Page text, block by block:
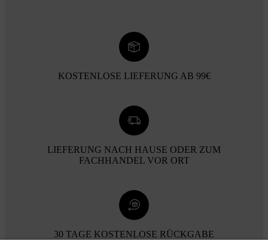
KOSTENLOSE LIEFERUNG AB 99€
LIEFERUNG NACH HAUSE ODER ZUM
FACHHANDEL VOR ORT
30 TAGE KOSTENLOSE RÜCKGABE